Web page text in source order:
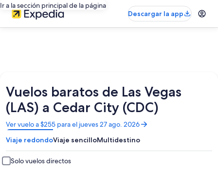
Ir a la sección principal de la página
Descargar la app
Vuelos baratos de Las Vegas
(LAS) a Cedar City (CDC)
Ver vuelo a $255 para el jueves 27 ago. 2026
Se
abrirá
en
una
nueva
ventana
Viaje redondoViaje sencilloMultidestino
Solo vuelos directos